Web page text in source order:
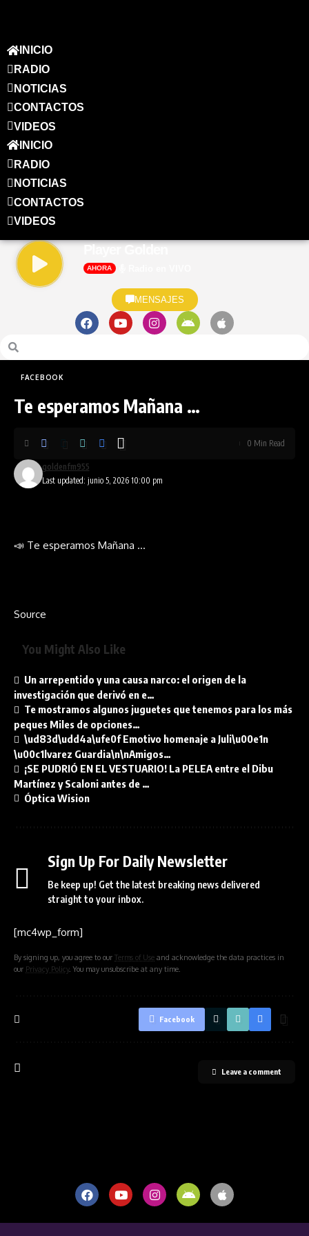
INICIO
RADIO
NOTICIAS
CONTACTOS
VIDEOS
INICIO
RADIO
NOTICIAS
CONTACTOS
VIDEOS
Player Golden
AHORA
MENSAJES
FACEBOOK
Te esperamos Mañana …
Last updated: junio 5, 2026 10:00 pm
goldenfm955
0 Min Read
📣 Te esperamos Mañana …
Source
You Might Also Like
Un arrepentido y una causa narco: el origen de la
investigación que derivó en e…
Te mostramos algunos juguetes que tenemos para los más
peques Miles de opciones…
\ud83d\udd4a\ufe0f Emotivo homenaje a Juli\u00e1n
\u00c1lvarez Guardia\n\nAmigos…
¡SE PUDRIÓ EN EL VESTUARIO! La PELEA entre el Dibu
Martínez y Scaloni antes de …
Óptica Wision
Sign Up For Daily Newsletter
Be keep up! Get the latest breaking news delivered
straight to your inbox.
[mc4wp_form]
By signing up, you agree to our Terms of Use and acknowledge the data practices in
our Privacy Policy. You may unsubscribe at any time.
Facebook
Leave a comment